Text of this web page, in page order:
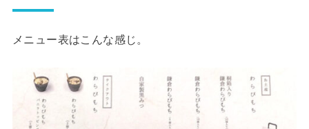
メニュー表はこんな感じ。